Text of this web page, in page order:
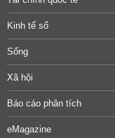
Kinh tế số
Sống
Xã hội
Báo cáo phân tích
eMagazine